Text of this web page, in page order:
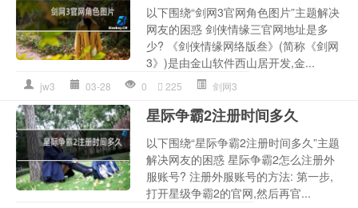
以下围绕“剑网3官网角色图片”主题解决
网友的困惑 剑侠情缘三官网地址是多
少? 《剑侠情缘网络版叁》(简称《剑网
3》)是由金山软件西山居开发,金...
jw3 03-28 0 225 剑网3
星际争霸2注册时间多久
以下围绕“星际争霸2注册时间多久”主题
解决网友的困惑 星际争霸2怎么注册外
服账号? 注册外服账号的方法: 第一步,
打开星级争霸2的官网,然后再官...